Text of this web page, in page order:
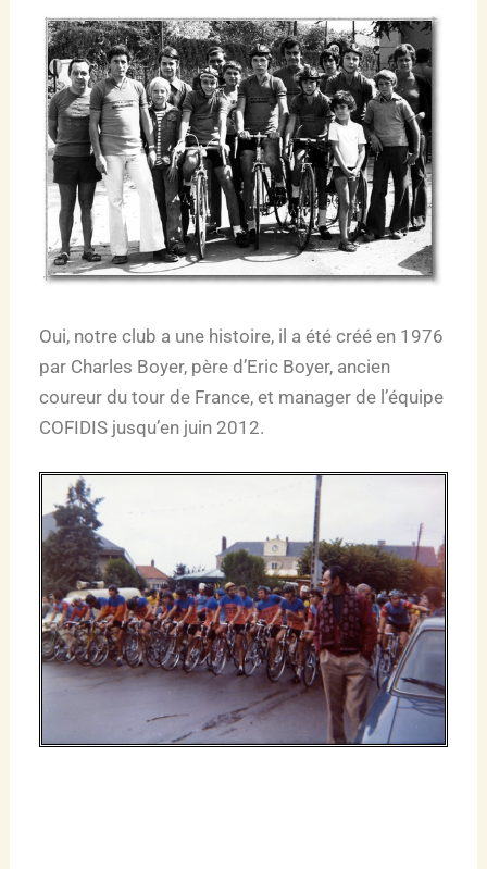
Oui, notre club a une histoire, il a été créé en 1976
par Charles Boyer, père d’Eric Boyer, ancien
coureur du tour de France, et manager de l’équipe
COFIDIS jusqu’en juin 2012.